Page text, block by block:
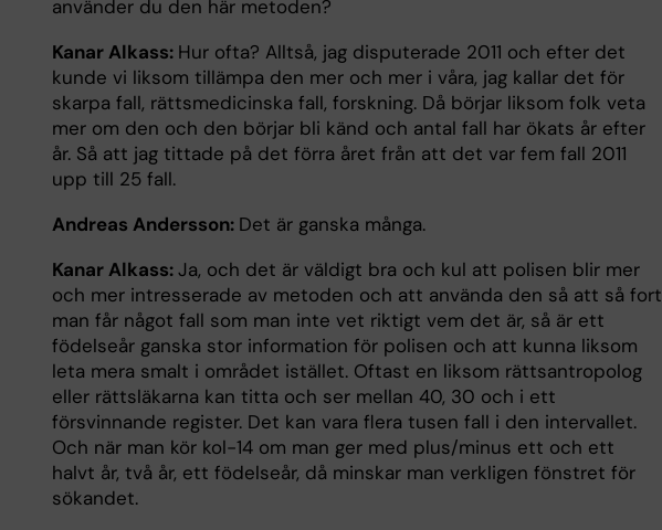
använder du den här metoden?
Kanar Alkass: Hur ofta? Alltså, jag disputerade 2011 och efter det
kunde vi liksom tillämpa den mer och mer i våra, jag kallar det för
skarpa fall, rättsmedicinska fall, forskning. Då börjar liksom folk veta
mer om den och den börjar bli känd och antal fall har ökats år efter
år. Så att jag tittade på det förra året från att det var fem fall 2011
upp till 25 fall.
Andreas Andersson: Det är ganska många.
Kanar Alkass:Ja, och det är väldigt bra och kul att polisen blir mer
och mer intresserade av metoden och att använda den så att så fort
man får något fall som man inte vet riktigt vem det är, så är ett
födelseår ganska stor information för polisen och att kunna liksom
leta mera smalt i området istället. Oftast en liksom rättsantropolog
eller rättsläkarna kan titta och ser mellan 40, 30 och i ett
försvinnande register. Det kan vara flera tusen fall i den intervallet.
Och när man kör kol-14 om man ger med plus/minus ett och ett
halvt år, två år, ett födelseår, då minskar man verkligen fönstret för
sökandet.